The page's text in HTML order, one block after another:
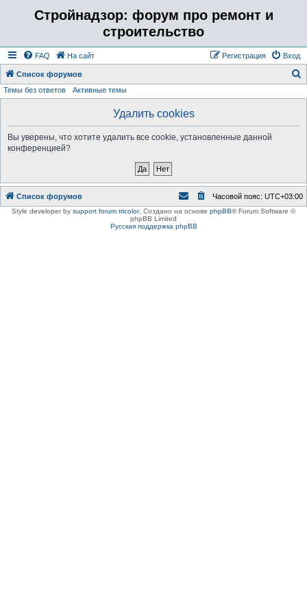
Стройнадзор: форум про ремонт и
строительство
FAQ На сайт Вход
Регистрация
Список форумов
Темы без ответов Активные темы
Удалить cookies
Вы уверены, что хотите удалить все cookie, установленные данной
конференцией?
Список форумов Часовой пояс: UTC+03:00
Style developer by support forum tricolor, Создано на основе phpBB® Forum Software ©
phpBB Limited
Русская поддержка phpBB